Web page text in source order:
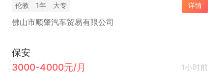
伦教 1年 大专 详情
佛山市顺肇汽车贸易有限公司
保安
3000-4000元/月
1小时前